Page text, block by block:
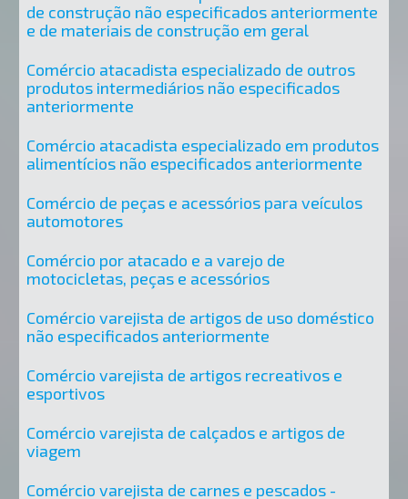
de construção não especificados anteriormente
e de materiais de construção em geral
Comércio atacadista especializado de outros
produtos intermediários não especificados
anteriormente
Comércio atacadista especializado em produtos
alimentícios não especificados anteriormente
Comércio de peças e acessórios para veículos
automotores
Comércio por atacado e a varejo de
motocicletas, peças e acessórios
Comércio varejista de artigos de uso doméstico
não especificados anteriormente
Comércio varejista de artigos recreativos e
esportivos
Comércio varejista de calçados e artigos de
viagem
Comércio varejista de carnes e pescados -